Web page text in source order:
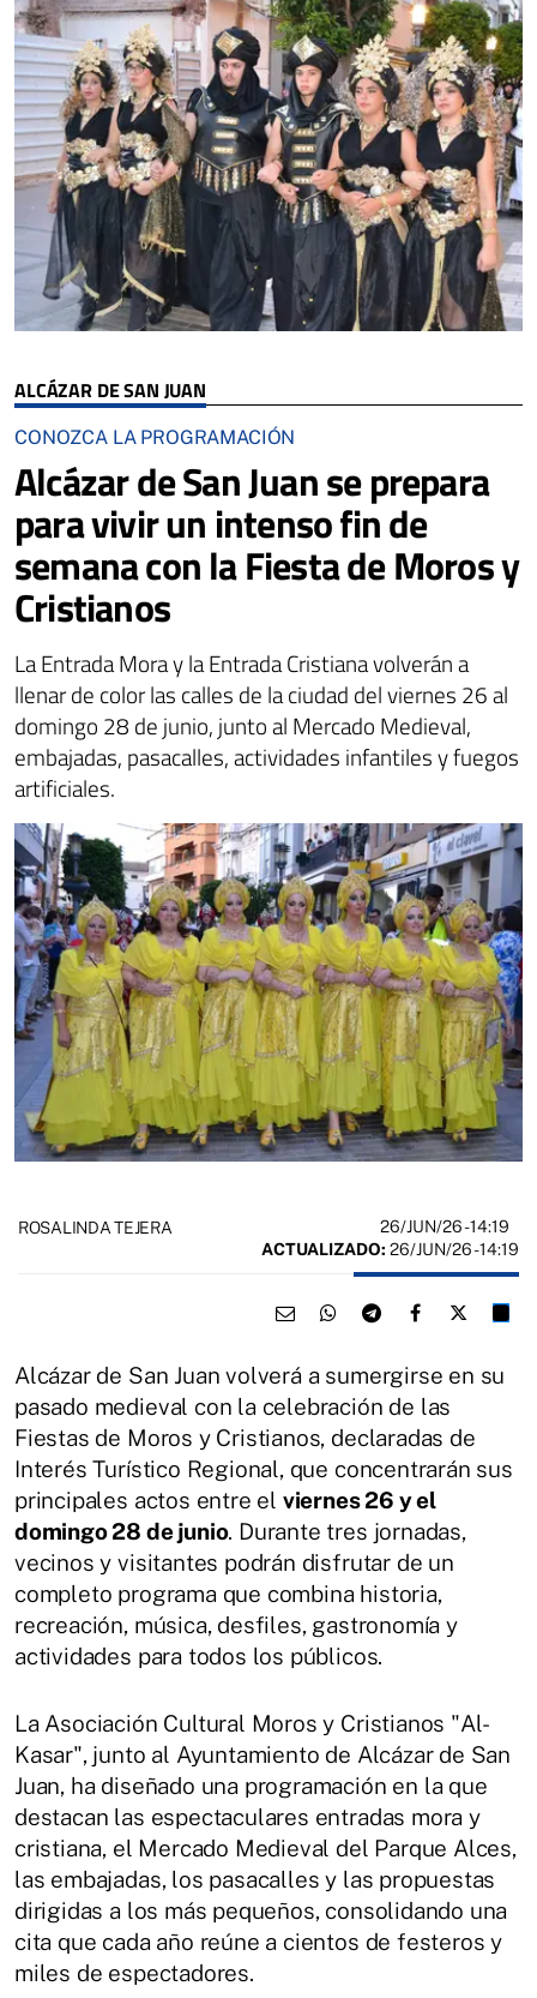
ALCÁZAR DE SAN JUAN
CONOZCA LA PROGRAMACIÓN
Alcázar de San Juan se prepara
para vivir un intenso fin de
semana con la Fiesta de Moros y
Cristianos
La Entrada Mora y la Entrada Cristiana volverán a
llenar de color las calles de la ciudad del viernes 26 al
domingo 28 de junio, junto al Mercado Medieval,
embajadas, pasacalles, actividades infantiles y fuegos
artificiales.
ROSALINDA TEJERA 26/JUN/26- 14:19
ACTUALIZADO: 26/JUN/26 - 14:19
Alcázar de San Juan volverá a sumergirse en su
pasado medieval con la celebración de las
Fiestas de Moros y Cristianos, declaradas de
Interés Turístico Regional, que concentrarán sus
principales actos entre el viernes 26 y el
domingo 28 de junio. Durante tres jornadas,
vecinos y visitantes podrán disfrutar de un
completo programa que combina historia,
recreación, música, desfiles, gastronomía y
actividades para todos los públicos.
La Asociación Cultural Moros y Cristianos "Al-
Kasar", junto al Ayuntamiento de Alcázar de San
Juan, ha diseñado una programación en la que
destacan las espectaculares entradas mora y
cristiana, el Mercado Medieval del Parque Alces,
las embajadas, los pasacalles y las propuestas
dirigidas a los más pequeños, consolidando una
cita que cada año reúne a cientos de festeros y
miles de espectadores.